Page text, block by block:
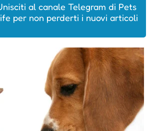
al canale Telegram di Pets
per non perderti i nuovi articoli